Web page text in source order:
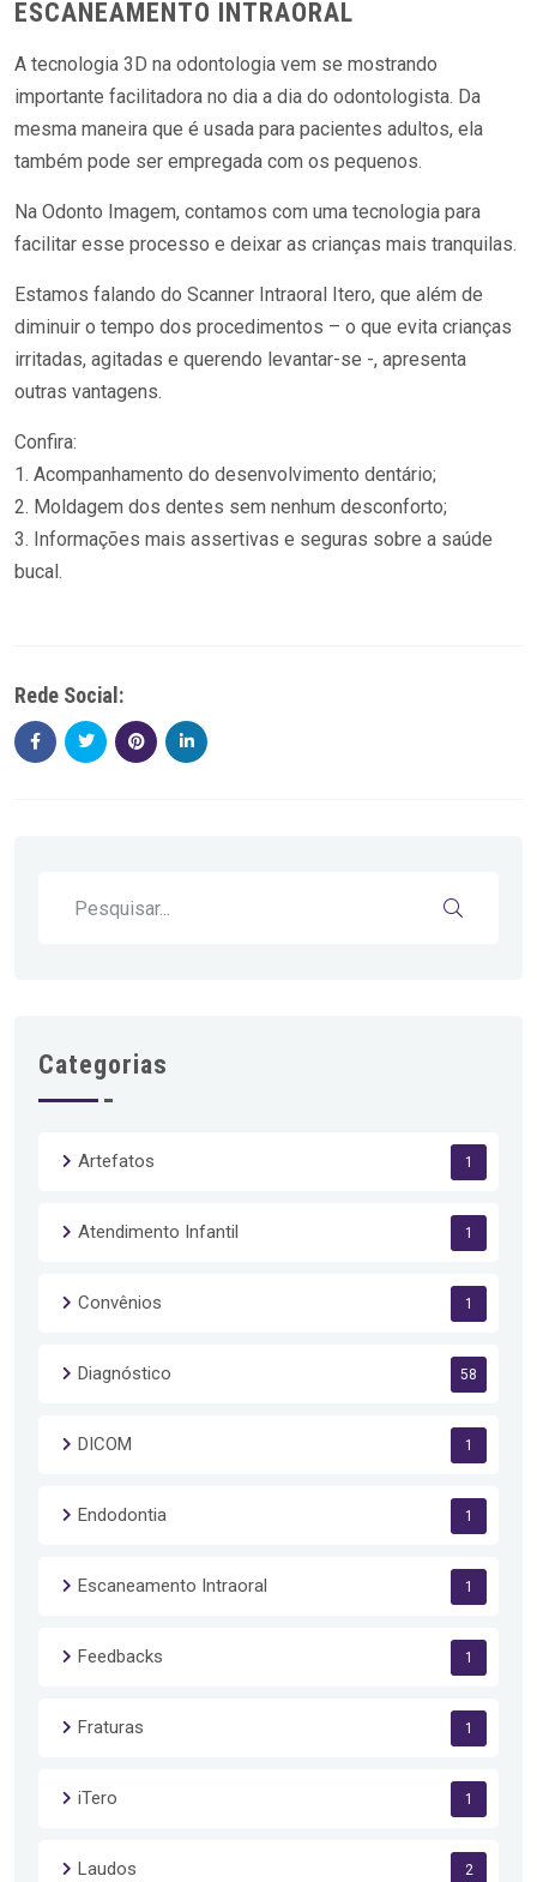
ESCANEAMENTO INTRAORAL
A tecnologia 3D na odontologia vem se mostrando
importante facilitadora no dia a dia do odontologista. Da
mesma maneira que é usada para pacientes adultos, ela
também pode ser empregada com os pequenos.
Na Odonto Imagem, contamos com uma tecnologia para
facilitar esse processo e deixar as crianças mais tranquilas.
Estamos falando do Scanner Intraoral Itero, que além de
diminuir o tempo dos procedimentos – o que evita crianças
irritadas, agitadas e querendo levantar-se -, apresenta
outras vantagens.
Confira:
1. Acompanhamento do desenvolvimento dentário;
2. Moldagem dos dentes sem nenhum desconforto;
3. Informações mais assertivas e seguras sobre a saúde
bucal.
Rede Social:
Categorias
Artefatos 1
Atendimento Infantil 1
Convênios 1
Diagnóstico 58
DICOM 1
Endodontia 1
Escaneamento Intraoral 1
Feedbacks 1
Fraturas 1
iTero 1
Laudos 2